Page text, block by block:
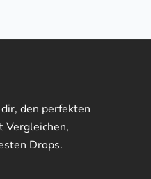
den perfekten
Vergleichen,
Drops.